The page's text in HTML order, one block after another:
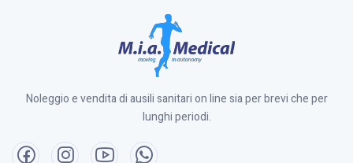
Noleggio e vendita di ausili sanitari on line sia per brevi che per
lunghi periodi.